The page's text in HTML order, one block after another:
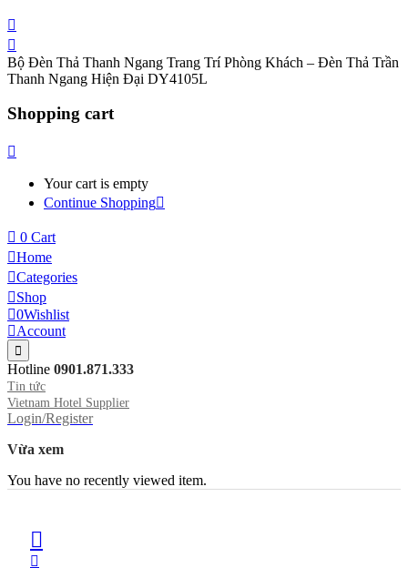
Bộ Đèn Thả Thanh Ngang Trang Trí Phòng Khách – Đèn Thả Trần
Thanh Ngang Hiện Đại DY4105L
Shopping cart
Your cart is empty
Continue Shopping
0 Cart
Home
Categories
Shop
0Wishlist
Account
Hotline 0901.871.333
Tin tức
Vietnam Hotel Supplier
Login/Register
Vừa xem
You have no recently viewed item.